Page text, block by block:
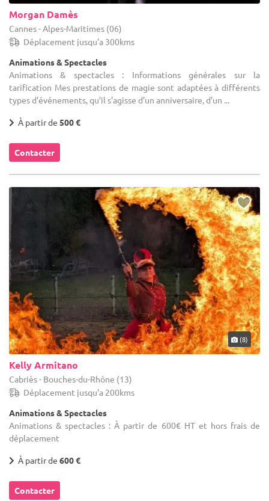
Morgan Damès
Cannes - Alpes-Maritimes (06)
Déplacement jusqu'a 300kms
Animations & Spectacles
Animations & spectacles : Informations générales sur la
tarification Mes prestations de magie sont adaptées à différents
types d’événements, qu’il s’agisse d’un anniversaire, d’un ...
À partir de 500 €
Contacter
(8)
Kelly Armitano
Cabriès - Bouches-du-Rhône (13)
Déplacement jusqu'a 200kms
Animations & Spectacles
Animations & spectacles : À partir de 600€ HT et hors frais de
déplacement
À partir de 600 €
Contacter